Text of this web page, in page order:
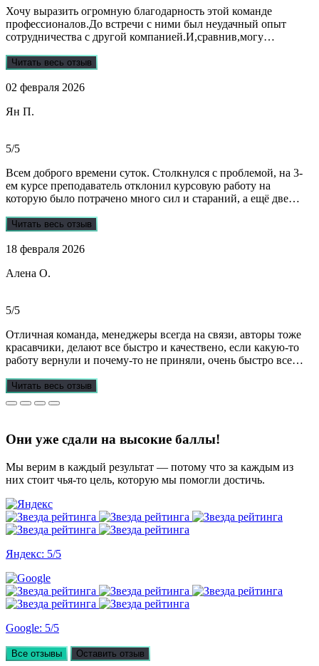
Хочу выразить огромную благодарность этой команде
профессионалов.До встречи с ними был неудачный опыт
сотрудничества с другой компанией.И,сравнив,могу
профессионалов.Условия,сроки были сразу оговорены и четко
уровне.А если возникали вопросы или проблемы,то помощь
помощь студентам,то только-сюда.Огромное спасибо!!!
Читать весь отзыв
02 февраля 2026
Ян П.
5/5
Всем доброго времени суток. Столкнулся с проблемой, на 3-
ем курсе преподаватель отклонил курсовую работу на
которую было потрачено много сил и стараний, а ещё две
обратился в Dist-help. Первый раз, были опасения и по срокам,
Ребята большие профессионалы, Алёна лучшая! Всё
Общение вызвало только позитивные эмоции. Все три работы
Читать весь отзыв
18 февраля 2026
Алена О.
5/5
Отличная команда, менеджеры всегда на связи, авторы тоже
красавчики, делают все быстро и качествено, если какую-то
работу вернули и почему-то не приняли, очень быстро все
за 3 недели, до последнего не верила, что такое возможно, но
все удалось. Спасибо, что вы есть))
Читать весь отзыв
Они уже сдали на высокие баллы!
Мы верим в каждый результат — потому что за каждым из
них стоит чья-то цель, которую мы помогли достичь.
Яндекс: 5/5
Google: 5/5
Все отзывы Оставить отзыв